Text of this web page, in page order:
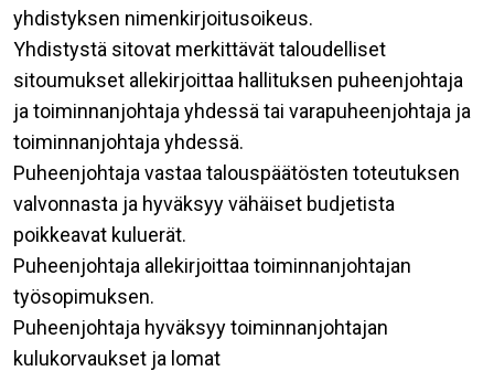
yhdistyksen nimenkirjoitusoikeus.
Yhdistystä sitovat merkittävät taloudelliset
sitoumukset allekirjoittaa hallituksen puheenjohtaja
ja toiminnanjohtaja yhdessä tai varapuheenjohtaja ja
toiminnanjohtaja yhdessä.
Puheenjohtaja vastaa talouspäätösten toteutuksen
valvonnasta ja hyväksyy vähäiset budjetista
poikkeavat kuluerät.
Puheenjohtaja allekirjoittaa toiminnanjohtajan
työsopimuksen.
Puheenjohtaja hyväksyy toiminnanjohtajan
kulukorvaukset ja lomat